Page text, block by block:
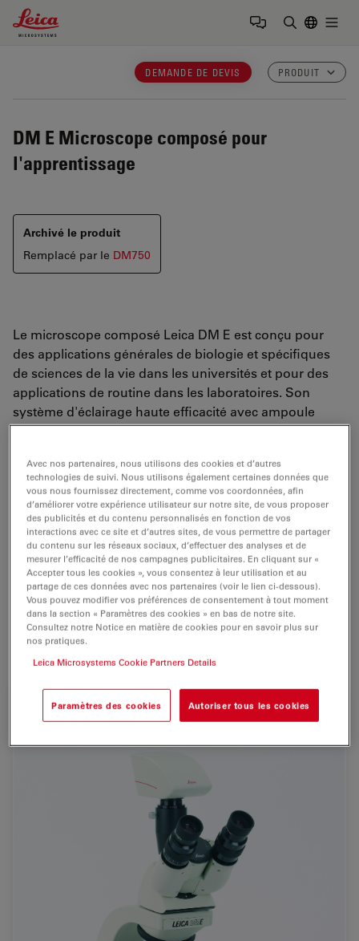
Leica Microsystems Logo
DEMANDE DE DEVIS PRODUIT
DM E Microscope composé pour
l'apprentissage
Archivé le produit
Remplacé par le DM750
Le microscope composé Leica DM E est conçu pour
des applications générales de biologie et spécifiques
de sciences de la vie dans les universités et pour des
applications de routine dans les laboratoires. Son
système d'éclairage haute efficacité avec ampoule
halogène plus puissante que celle de tous les autres
cohérent des couleurs et de l'intensité pendant toute la
durée de vie de l'ampoule (plus de 2 000 heures). Le
Leica DM E améliore la qualité de vos travaux de
microscopie. Équipé de la technologie d'un microscope
de recherche, par ex. l'éclairage Koehler en option et le
contraste de phase, la polarisation ou l'éclairage en
fond noir, il ouvre de nouveaux horizons non
seulement pour un seul utilisateur de microscope, mais
également pour dix utilisateurs à la fois grâce à l'option
multivisualisation.
Avec nos partenaires, nous utilisons des cookies et d’autres
technologies de suivi. Nous utilisons également certaines données que
vous nous fournissez directement, comme vos coordonnées, afin
d’améliorer votre expérience utilisateur sur notre site, de vous proposer
des publicités et du contenu personnalisés en fonction de vos
interactions avec ce site et d’autres sites, de vous permettre de partager
du contenu sur les réseaux sociaux, d’effectuer des analyses et de
mesurer l’efficacité de nos campagnes publicitaires. En cliquant sur «
Accepter tous les cookies », vous consentez à leur utilisation et au
partage de ces données avec nos partenaires (voir le lien ci-dessous).
Vous pouvez modifier vos préférences de consentement à tout moment
dans la section « Paramètres des cookies » en bas de notre site.
Consultez notre Notice en matière de cookies pour en savoir plus sur
nos pratiques.
Leica Microsystems Cookie Partners Details
Paramètres des cookies Autoriser tous les cookies